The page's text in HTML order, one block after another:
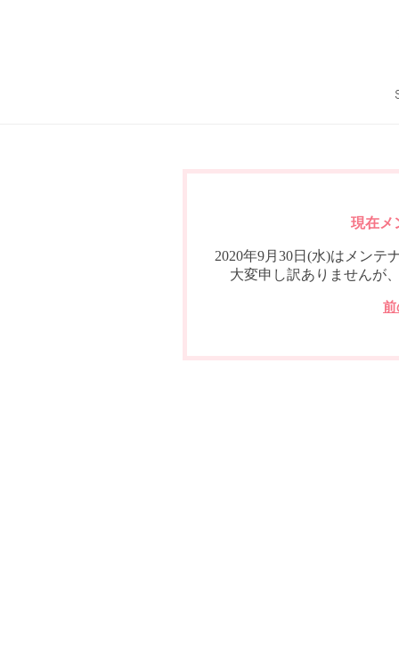
現在メ
2020年9月30日(水)はメンテ
大変申し訳ありませんが
前